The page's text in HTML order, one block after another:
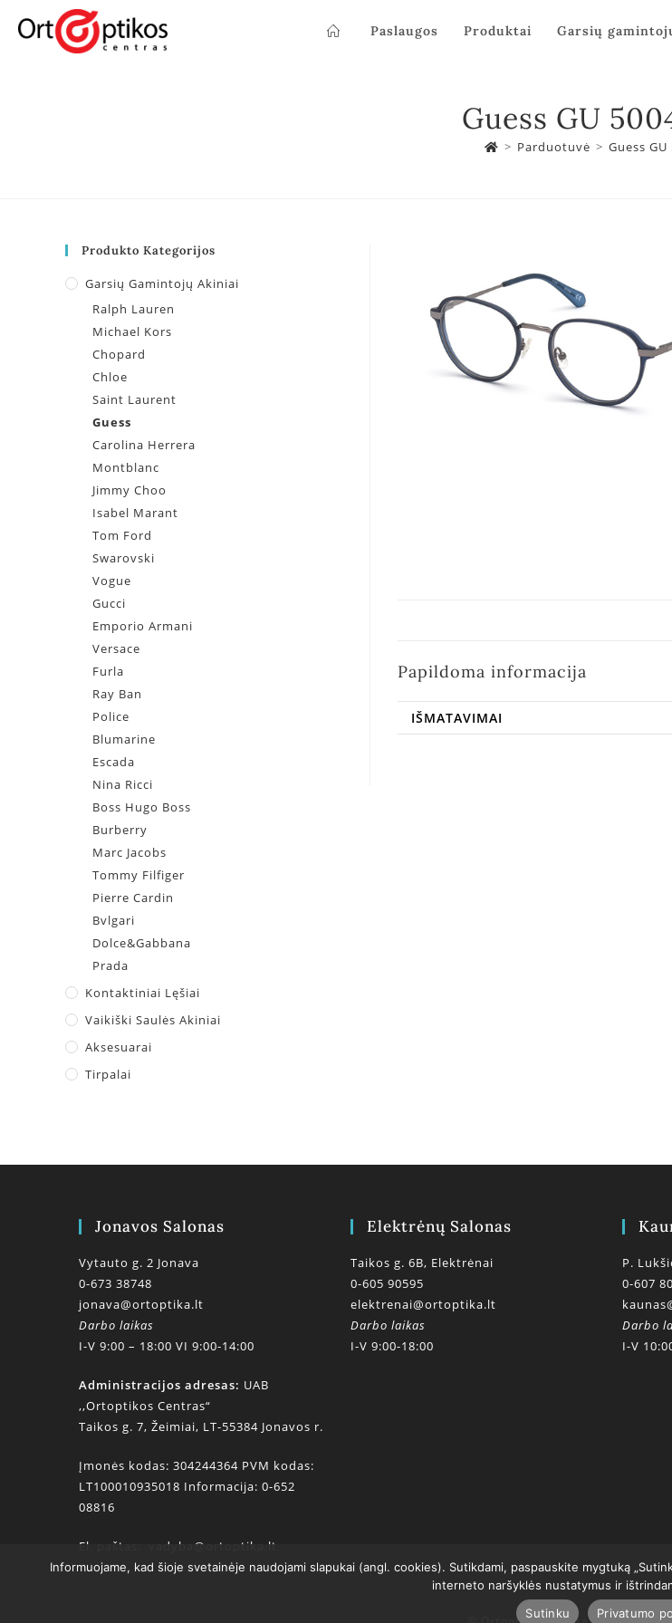
Paslaugos Produktai Garsių
Guess GU
> Parduotuvė > Guess GU
Papildoma informacija
IŠMATAVIMAI
Produkto Kategorijos
Garsių Gamintojų Akiniai
Ralph Lauren
Michael Kors
Chopard
Chloe
Saint Laurent
Guess
Carolina Herrera
Montblanc
Jimmy Choo
Isabel Marant
Tom Ford
Swarovski
Vogue
Gucci
Emporio Armani
Versace
Furla
Ray Ban
Police
Blumarine
Escada
Nina Ricci
Boss Hugo Boss
Burberry
Marc Jacobs
Tommy Filfiger
Pierre Cardin
Bvlgari
Dolce&Gabbana
Prada
Kontaktiniai Lęšiai
Vaikiški Saulės Akiniai
Aksesuarai
Tirpalai
Jonavos Salonas
Vytauto g. 2 Jonava
0-673 38748
jonava@ortoptika.lt
Darbo laikas
I-V 9:00 – 18:00 VI 9:00-14:00
Administracijos adresas: UAB
,,Ortoptikos Centras“
Taikos g. 7, Žeimiai, LT-55384 Jonavos r.
Įmonės kodas: 304244364 PVM kodas:
LT100010935018 Informacija: 0-652
08816
El. paštas: vadyba@ortoptika.lt
Elektrėnų Salonas
Taikos g. 6B, Elektrėnai
0-605 90595
elektrenai@ortoptika.lt
Darbo laikas
I-V 9:00-18:00
P.
0-607
Darbo
I-V
Informuojame, kad šioje svetainėje naudojami slapukai (angl. cookies). Sutikdami, paspauskite mygtuką
interneto naršyklės nustatymus ir
Sutinku
Privatumo